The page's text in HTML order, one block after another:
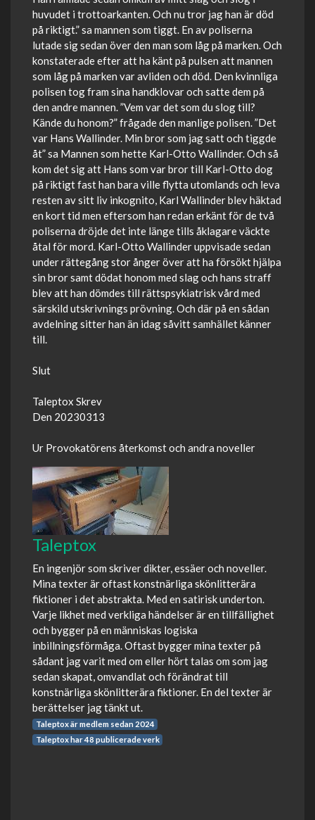
huvudet i trottoarkanten. Och nu tror jag han är död
på riktigt.” sa mannen som tiggt. En av poliserna
lutade sig sedan över den man som låg på marken. Och
konstaterade efter att ha känt på pulsen att mannen
som låg på marken var avliden och död. Den kvinnliga
polisen tog fram sina handklovar och satte dem på
den andre mannen. ”Vem var det som du slog till?
Kände du honom?” frågade den manlige polisen. ”Det
var Hans Wallinder. Min bror som jag satt och tiggde
åt” sa Mannen som hette Karl-Otto Wallinder. Och så
kom det sig att Hans som var bror till Karl-Otto dog
på riktigt fast han bara ville flytta utomlands och leva
resten av sitt liv inkognito, Karl Wallinder blev häktad
en kort tid men eftersom han redan erkänt för de två
poliserna dröjde det inte länge tills åklagare väckte
åtal för mord. Karl-Otto Wallinder uppvisade sedan
under rättegång stor ånger över att ha försökt hjälpa
sin bror samt dödat honom med slag och hans straff
blev att han dömdes till rättspsykiatrisk vård med
särskild utskrivnings prövning. Och där på en sådan
avdelning sitter han än idag såvitt samhället känner
till.
Slut
Taleptox Skrev
Den 20230313
Ur Provokatörens återkomst och andra noveller
Taleptox
En ingenjör som skriver dikter, essäer och noveller.
Mina texter är oftast konstnärliga skönlitterära
fiktioner i det abstrakta. Med en satirisk underton.
Varje likhet med verkliga händelser är en tillfällighet
och bygger på en människas logiska
inbillningsförmåga. Oftast bygger mina texter på
sådant jag varit med om eller hört talas om som jag
sedan skapat, omvandlat och förändrat till
konstnärliga skönlitterära fiktioner. En del texter är
berättelser jag tänkt ut.
Taleptox är medlem sedan 2024
Taleptox har 48 publicerade verk